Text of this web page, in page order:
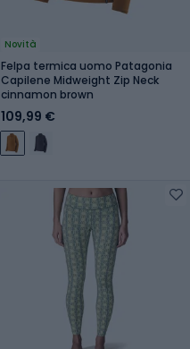
Novità
Felpa termica uomo Patagonia
Capilene Midweight Zip Neck
cinnamon brown
109,99 €